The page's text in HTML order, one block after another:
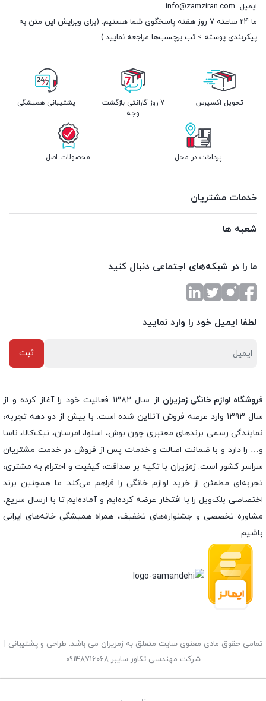
ایمیل info@zamziran.com
ما 24 ساعته 7 روز هفته پاسخگوی شما هستیم. (برای ویرایش این متن به
پیکربندی پوسته > تب برچسب‌ها مراجعه نمایید.)
تحویل اکسپرس
7 روز گارانتی بازگشت
وجه
پشتیبانی همیشگی
پرداخت در محل محصولات اصل
خدمات مشتریان
شعبه ها
ما را در شبکه‌های اجتماعی دنبال کنید
لطفا ایمیل خود را وارد نمایید
فروشگاه لوازم خانگی زمزیران
از سال ۱۳۸۲ فعالیت خود را آغاز کرده و از
سال ۱۳۹۳ وارد عرصه فروش آنلاین شده است. با بیش از دو دهه تجربه،
نمایندگی رسمی برندهای معتبری چون بوش، اسنوا، امرسان، نیک‌کالا، ناسا
و… را دارد و با ضمانت اصالت و خدمات پس از فروش در خدمت مشتریان
سراسر کشور است. زمزیران با تکیه بر صداقت، کیفیت و احترام به مشتری،
تجربه‌ای مطمئن از خرید لوازم خانگی را فراهم می‌کند. ما همچنین برند
اختصاصی بلک‌ویل را با افتخار عرضه کرده‌ایم و آماده‌ایم تا با ارسال سریع،
مشاوره تخصصی و جشنواره‌های تخفیف، همراه همیشگی خانه‌های ایرانی
باشیم.
تمامی حقوق مادی معنوی سایت متعلق به زمزیران می باشد. طراحی و پشتیبانی |
شرکت مهندسی تکاور سایبر 09148716068